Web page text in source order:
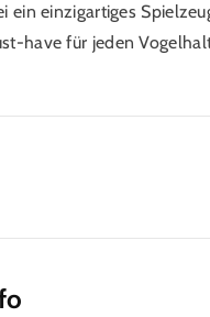
einzigartiges
have für jeden